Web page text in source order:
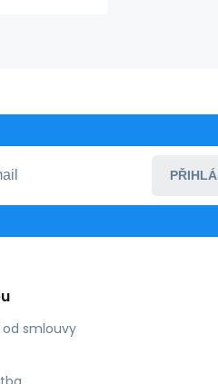
smlouvy